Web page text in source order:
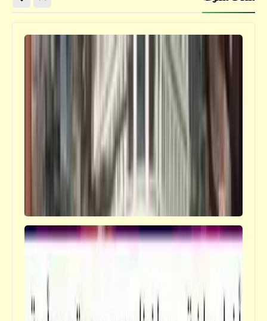
تفريخ الكتاكيت بدون قشرة لمتابعة نموها
ولإجراء التجارب عليها
"الحضري" | نصيحة هامة بعد الخبر